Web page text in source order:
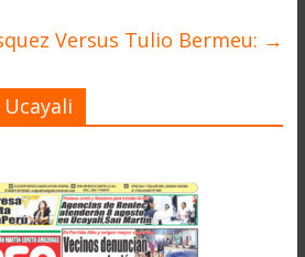
Versus Tulio Bermeu: →